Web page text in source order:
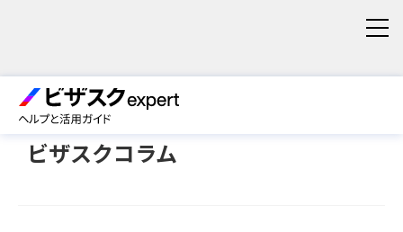
トップページ
ビザスクコラム